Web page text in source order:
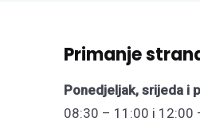
Primanje
Ponedjeljak, srijeda i
08:30 – 11:00 i 12:00